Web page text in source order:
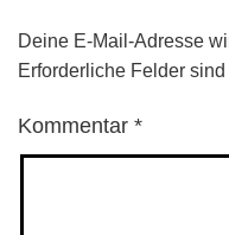
Deine E-Mail-Adresse
Erforderliche Felder
Kommentar *